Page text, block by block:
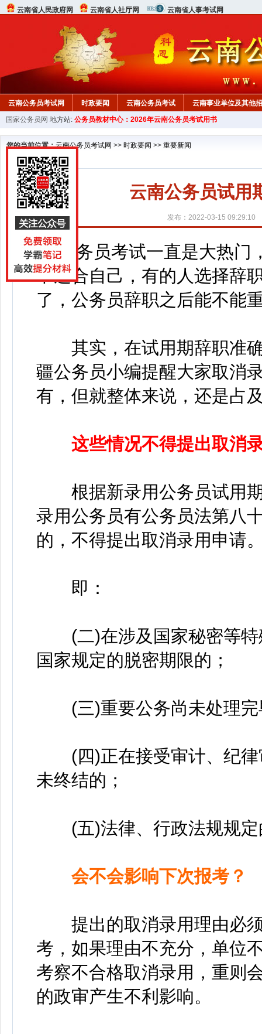
云南省人民政府网 云南省人社厅网 云南省人事考试网
云南公务员考试网 时政要闻 云南公务员考试
云南事业单位及其他
国家公务员网 地方站: 公务员教材中心：2026年云南公务员考试用书
您的当前位置：云南公务员考试网 >> 时政要闻 >> 重要新闻
云南公务员试用
发布：2022-03-15 09:29:10
公务员考试一直是大热门
不适合自己，有的人选择辞
了，公务员辞职之后能不能
其实，在试用期辞职准确
疆公务员小编提醒大家取消
有，但就整体来说，还是占
这些情况不得提出取消
根据新录用公务员试用期
录用公务员有公务员法第八
的，不得提出取消录用申请
即：
(二)在涉及国家秘密等特
国家规定的脱密期限的；
(三)重要公务尚未处理完
(四)正在接受审计、纪律
未终结的；
(五)法律、行政法规规定
会不会影响下次报考？
提出的取消录用理由必须
考，如果理由不充分，单位
考察不合格取消录用，重则
的政审产生不利影响。